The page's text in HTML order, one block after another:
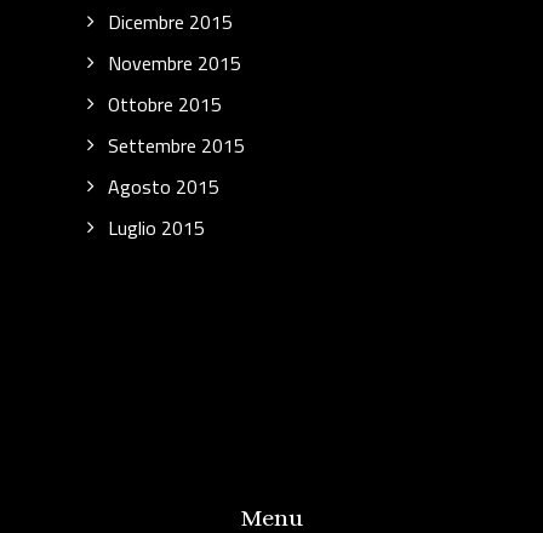
Dicembre 2015
Novembre 2015
Ottobre 2015
Settembre 2015
Agosto 2015
Luglio 2015
Menu